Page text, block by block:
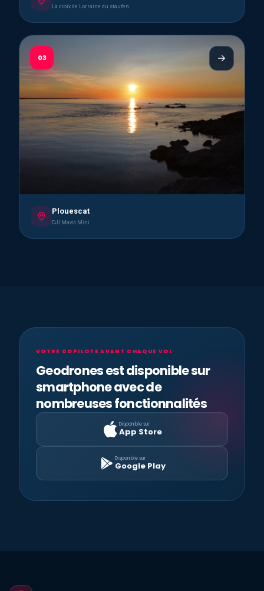
La croix de Lorraine du staufen
03
Plouescat
DJI Mavic Mini
VOTRE COPILOTE AVANT CHAQUE VOL
Geodrones est disponible sur
smartphone avec de
nombreuses fonctionnalités
Disponible sur
App Store
Disponible sur
Google Play